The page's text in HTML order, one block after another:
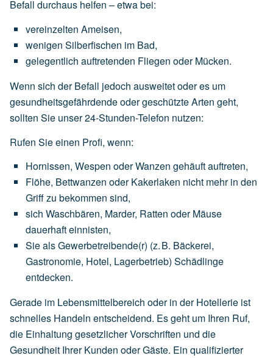
Befall durchaus helfen – etwa bei:
vereinzelten Ameisen,
wenigen Silberfischen im Bad,
gelegentlich auftretenden Fliegen oder Mücken.
Wenn sich der Befall jedoch ausweitet oder es um
gesundheitsgefährdende oder geschützte Arten geht,
sollten Sie unser 24-Stunden-Telefon nutzen:
Rufen Sie einen Profi, wenn:
Hornissen, Wespen oderWanzen gehäuftauftreten,
Flöhe, Bettwanzen oder Kakerlaken nicht mehr in den
Griffzu bekommen sind,
sich Waschbären, Marder, Ratten oder Mäuse
dauerhafteinnisten,
SiealsGewerbetreibende(r) (z.B. Bäckerei,
Gastronomie, Hotel, Lagerbetrieb) Schädlinge
entdecken.
Gerade im Lebensmittelbereich oder in der Hotellerie ist
schnelles Handeln entscheidend. Es geht um Ihren Ruf,
die Einhaltung gesetzlicher Vorschriften und die
Gesundheit Ihrer Kunden oder Gäste. Ein qualifizierter